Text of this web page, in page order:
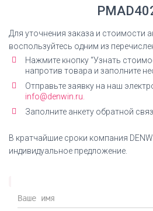
Для уточнения заказа и стоимости
воспользуйтесь одним из
Нажмите кнопку “Узнать
напротив товара и заполните
Отправьте заявку на наш
info@denwin.ru.
Заполните анкету обратной
В кратчайшие сроки компания
индивидуальное предложение.